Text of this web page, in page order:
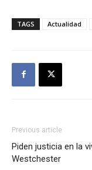
TAGS Actualidad
Previous article
Piden justicia en la
Westchester